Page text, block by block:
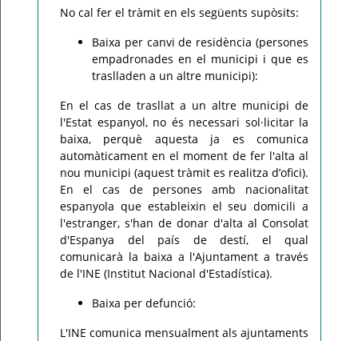
No cal fer el tràmit en els següents supòsits:
Baixa per canvi de residència (persones
empadronades en el municipi i que es
traslladen a un altre municipi):
En el cas de trasllat a un altre municipi de
l'Estat espanyol, no és necessari sol·licitar la
baixa, perquè aquesta ja es comunica
automàticament en el moment de fer l'alta al
nou municipi (aquest tràmit es realitza d’ofici).
En el cas de persones amb nacionalitat
espanyola que estableixin el seu domicili a
l'estranger, s'han de donar d'alta al Consolat
d'Espanya del país de destí, el qual
comunicarà la baixa a l'Ajuntament a través
de l'INE (Institut Nacional d'Estadística).
Baixa per defunció:
L'INE comunica mensualment als ajuntaments